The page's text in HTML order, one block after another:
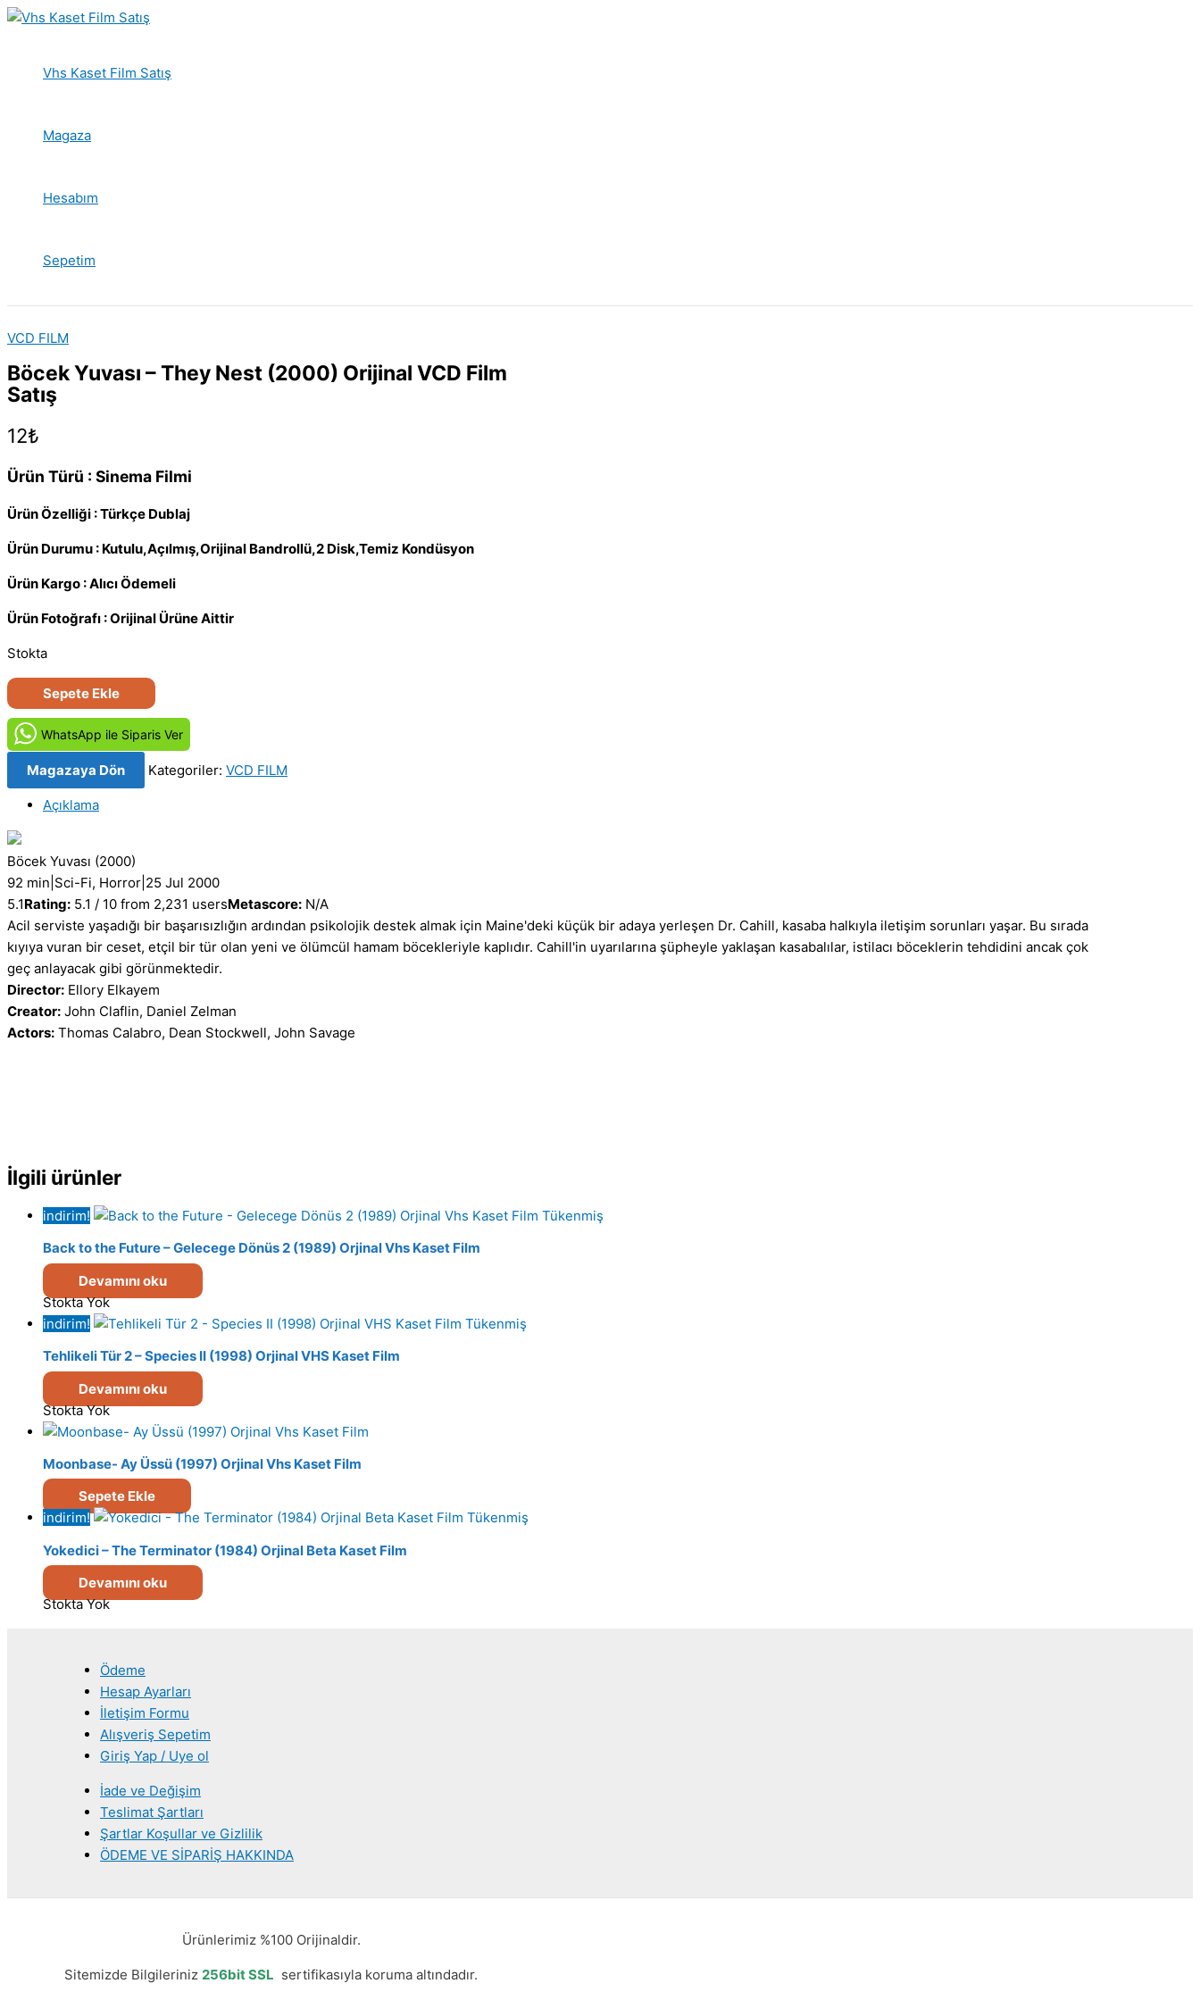
İçeriğe
Vhs Kaset Film Satış
Magaza
Hesabım
Sepetim
VCD FILM
Böcek Yuvası – They Nest (2000) Orijinal VCD Film
Satış
12₺
Ürün Türü : Sinema Filmi
Ürün Özelliği : Türkçe Dublaj
Ürün Durumu : Kutulu,Açılmış,Orijinal Bandrollü,2 Disk,Temiz Kondüsyon
Ürün Kargo : Alıcı Ödemeli
Ürün Fotoğrafı : Orijinal Ürüne Aittir
Stokta
Böcek
Yuvası
They
Nest
(2000)
Orijinal
VCD
Film
Satış
adet
Sepete Ekle
WhatsApp ile Siparis Ver
Magazaya Dön Kategoriler: VCD FILM
Açıklama
Böcek Yuvası (2000)
92 min Sci-Fi, Horror 25 Jul 2000
5.1Rating: 5.1 / 10 from 2,231 usersMetascore: N/A
Acil serviste yaşadığı bir başarısızlığın ardından psikolojik destek almak için Maine'deki küçük bir adaya yerleşen Dr. Cahill, kasaba halkıyla iletişim sorunları yaşar. Bu sırada
kıyıya vuran bir ceset, etçil bir tür olan yeni ve ölümcül hamam böcekleriyle kaplıdır. Cahill'in uyarılarına şüpheyle yaklaşan kasabalılar, istilacı böceklerin tehdidini ancak çok
geç anlayacak gibi görünmektedir.
Director: Ellory Elkayem
Creator: John Claflin, Daniel Zelman
Actors: Thomas Calabro, Dean Stockwell, John Savage
İlgili ürünler
indirim!
Tükenmiş
Back to the Future – Gelecege Dönüs 2 (1989) Orjinal Vhs Kaset Film
Devamını oku
Stokta Yok
indirim!
Tükenmiş
Tehlikeli Tür 2 – Species II (1998) Orjinal VHS Kaset Film
Devamını oku
Stokta Yok
Moonbase- Ay Üssü (1997) Orjinal Vhs Kaset Film
Sepete Ekle
indirim!
Tükenmiş
Yokedici – The Terminator (1984) Orjinal Beta Kaset Film
Devamını oku
Stokta Yok
Ödeme
Hesap Ayarları
İletişim Formu
Alışveriş Sepetim
Giriş Yap / Uye ol
İade ve Değişim
Teslimat Şartları
Şartlar Koşullar ve Gizlilik
ÖDEME VE SİPARİŞ HAKKINDA
Ürünlerimiz %100 Orijinaldir.
Sitemizde Bilgileriniz 256bit SSL sertifikasıyla koruma altındadır.